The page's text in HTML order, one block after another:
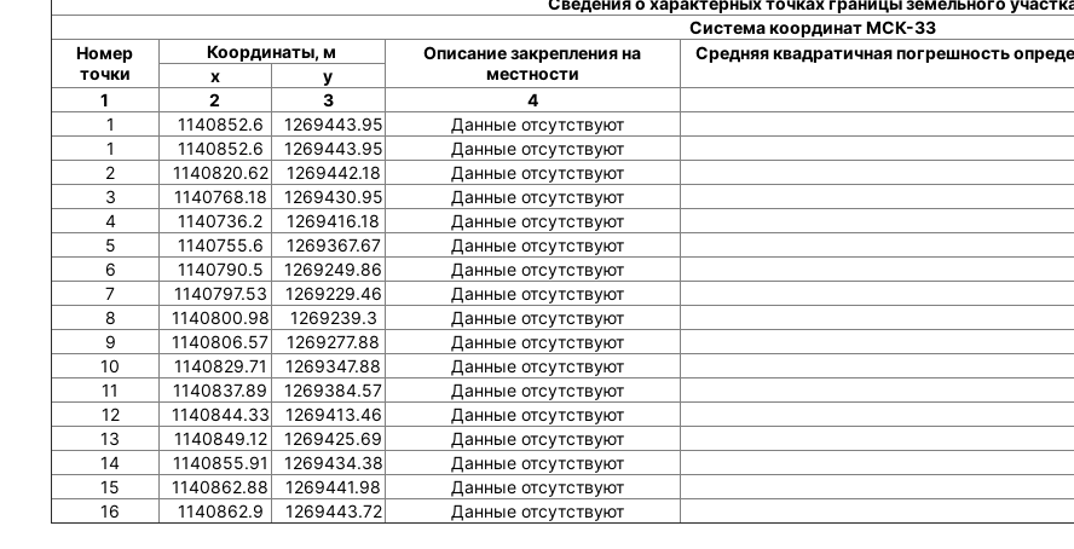
Система координат МСК-33
Номер
точки
Координаты, м
Описание закрепления на
местности
Средняя квадратичная погрешность
x
y
1
2 3 4
1
1140852.6 1269443.95 Данные отсутствуют
1
1140852.6 1269443.95 Данные отсутствуют
2
1140820.62 1269442.18 Данные отсутствуют
3
1140768.18 1269430.95 Данные отсутствуют
4
1140736.2 1269416.18 Данные отсутствуют
5
1140755.6 1269367.67 Данные отсутствуют
6
1140790.5 1269249.86 Данные отсутствуют
7
1140797.53 1269229.46 Данные отсутствуют
8
1140800.98 1269239.3 Данные отсутствуют
9
1140806.57 1269277.88 Данные отсутствуют
10
1140829.71 1269347.88 Данные отсутствуют
11
1140837.89 1269384.57 Данные отсутствуют
12
1140844.33 1269413.46 Данные отсутствуют
13
1140849.12 1269425.69 Данные отсутствуют
14
1140855.91 1269434.38 Данные отсутствуют
15
1140862.88 1269441.98 Данные отсутствуют
16
1140862.9 1269443.72 Данные отсутствуют